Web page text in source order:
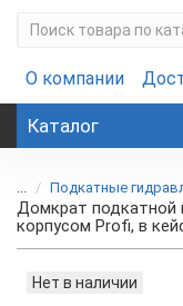
О компании
Каталог
... Подкатные
Домкрат подкатной
корпусом Profi, в
Нет в наличии